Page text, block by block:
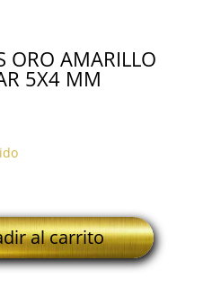
ORO AMARILLO
5X4 MM
al carrito